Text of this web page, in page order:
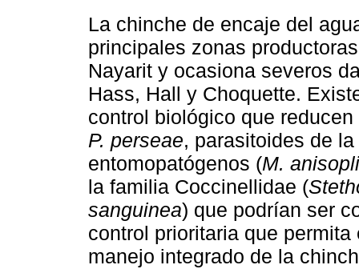
La chinche de encaje del
principales zonas
Nayarit y ocasiona severos
Hass, Hall y Choquette.
control biológico que
P. perseae, parasitoides de
entomopatógenos (M.
la familia Coccinellidae (
sanguinea) que podrían ser
control prioritaria que
manejo integrado de la